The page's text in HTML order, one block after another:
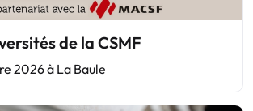
de la CSMF
2026 à La Baule